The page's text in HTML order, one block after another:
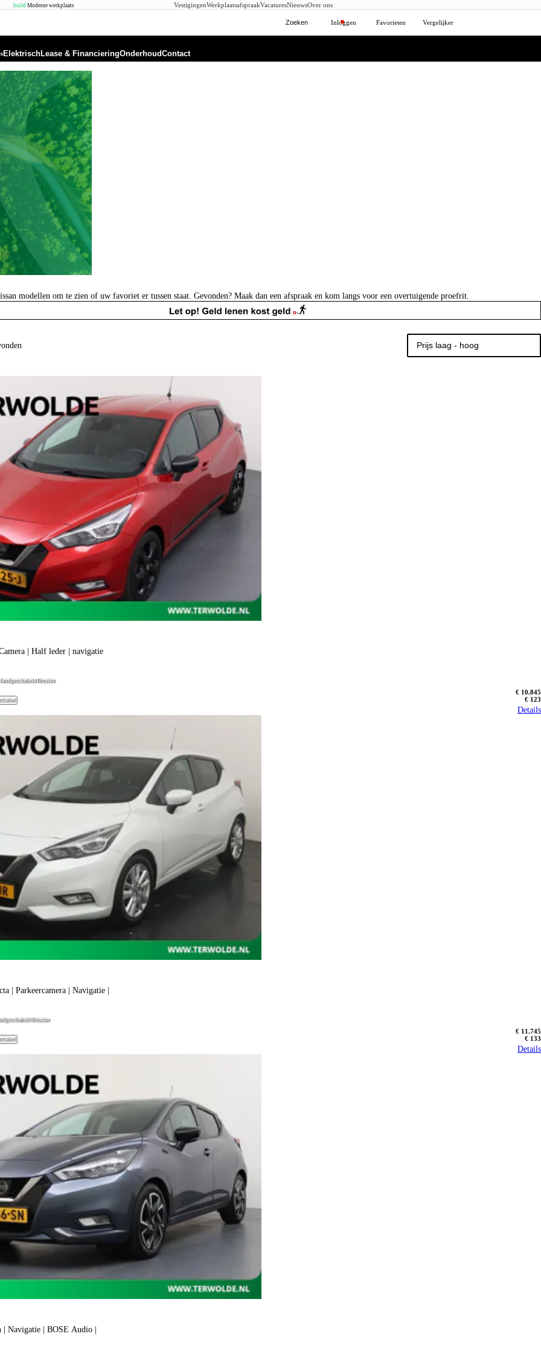
build Moderne werkplaats VestigingenWerkplaatsafspraakVacaturesNieuwsOver ons
Zoeken Inloggen Favorieten Vergelijker
ElektrischLease & FinancieringOnderhoudContact
modellen om te zien of uw favoriet er tussen staat. Gevonden? Maak dan een afspraak en kom langs voor een overtuigende proefrit.
| Half leder | navigatie
Benzine
€ 10.845
€ 123
Details
| Parkeercamera | Navigatie |
Benzine
€ 11.745
€ 133
Details
Navigatie | BOSE Audio |